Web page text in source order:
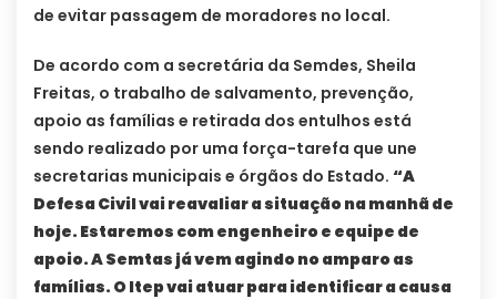
de evitar passagem de moradores no local.
De acordo com a secretária da Semdes, Sheila
Freitas, o trabalho de salvamento, prevenção,
apoio as famílias e retirada dos entulhos está
sendo realizado por uma força-tarefa que une
secretarias municipais e órgãos do Estado. “A
Defesa Civil vai reavaliar a situação na manhã de
hoje. Estaremos com engenheiro e equipe de
apoio. A Semtas já vem agindo no amparo as
famílias. O Itep vai atuar para identificar a causa